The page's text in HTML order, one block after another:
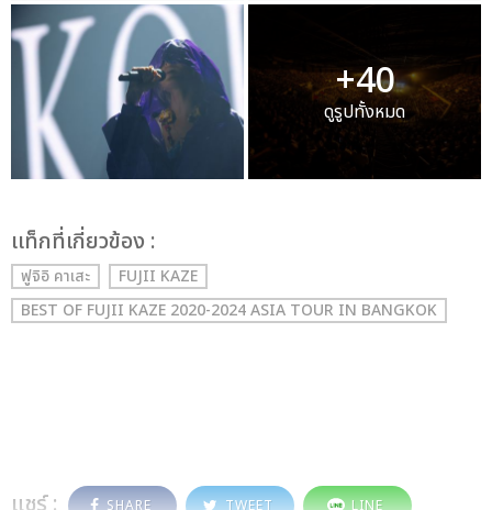
+40
ดูรูปทั้งหมด
เเท็กที่เกี่ยวข้อง :
ฟูจิอิ คาเสะ
FUJII KAZE
BEST OF FUJII KAZE 2020-2024 ASIA TOUR IN BANGKOK
SHARE TWEET LINE